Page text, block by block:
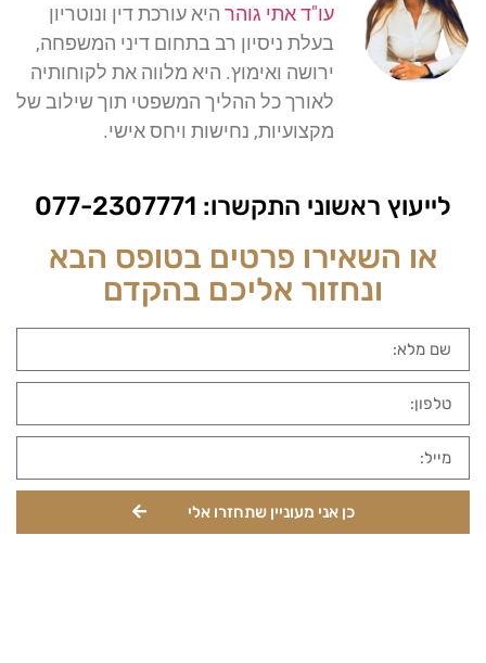
עו"ד אתי גוהר היא עורכת דין ונוטריון
בעלת ניסיון רב בתחום דיני המשפחה,
ירושה ואימוץ. היא מלווה את לקוחותיה
לאורך כל ההליך המשפטי תוך שילוב של
מקצועיות, נחישות ויחס אישי.
לייעוץ ראשוני התקשרו: 077-2307771
או השאירו פרטים בטופס הבא
ונחזור אליכם בהקדם
כן אני מעוניין שתחזרו אלי